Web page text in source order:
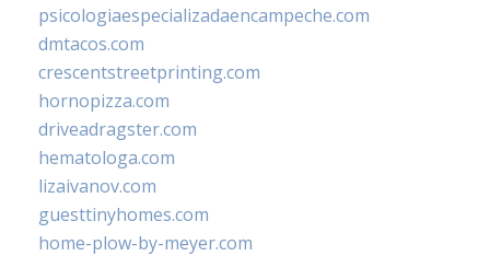
psicologiaespecializadaencampeche.com
dmtacos.com
crescentstreetprinting.com
hornopizza.com
driveadragster.com
hematologa.com
lizaivanov.com
guesttinyhomes.com
home-plow-by-meyer.com